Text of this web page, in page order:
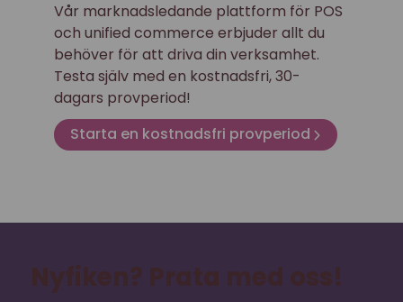
Vår marknadsledande plattform för POS
och unified commerce erbjuder allt du
behöver för att driva din verksamhet.
Testa själv med en kostnadsfri, 30-
dagars provperiod!
Starta en kostnadsfri provperiod
Nyfiken? Prata med oss!